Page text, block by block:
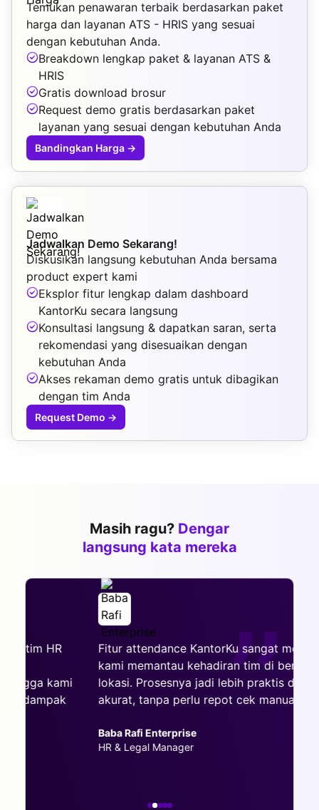
Temukan penawaran terbaik berdasarkan paket
harga dan layanan ATS - HRIS yang sesuai
dengan kebutuhan Anda.
Breakdown lengkap paket & layanan ATS &
HRIS
Gratis download brosur
Request demo gratis berdasarkan paket
layanan yang sesuai dengan kebutuhan Anda
Bandingkan Harga →
Jadwalkan Demo Sekarang!
Diskusikan langsung kebutuhan Anda bersama
product expert kami
Eksplor fitur lengkap dalam dashboard
KantorKu secara langsung
Konsultasi langsung & dapatkan saran, serta
rekomendasi yang disesuaikan dengan
kebutuhan Anda
Akses rekaman demo gratis untuk dibagikan
dengan tim Anda
Request Demo →
Masih ragu? Dengar
langsung kata mereka
Fitur attendance KantorKu sangat membantu
kami memantau kehadiran tim di berbagai
lokasi. Prosesnya jadi lebih praktis dan
akurat, tanpa perlu repot cek manual.
Baba Rafi Enterprise
HR & Legal Manager